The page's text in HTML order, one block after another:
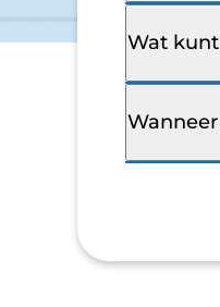
Wat